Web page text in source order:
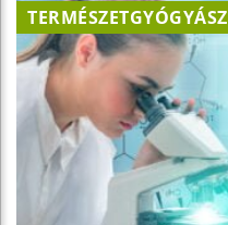
TERMÉSZETGYÓGYÁSZ